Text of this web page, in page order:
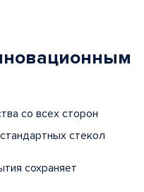
со всех сторон
стекол
сохраняет